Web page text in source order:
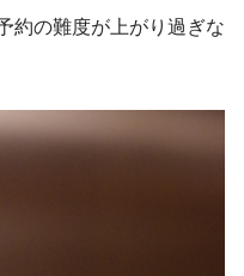
約の難度が上がり過ぎな